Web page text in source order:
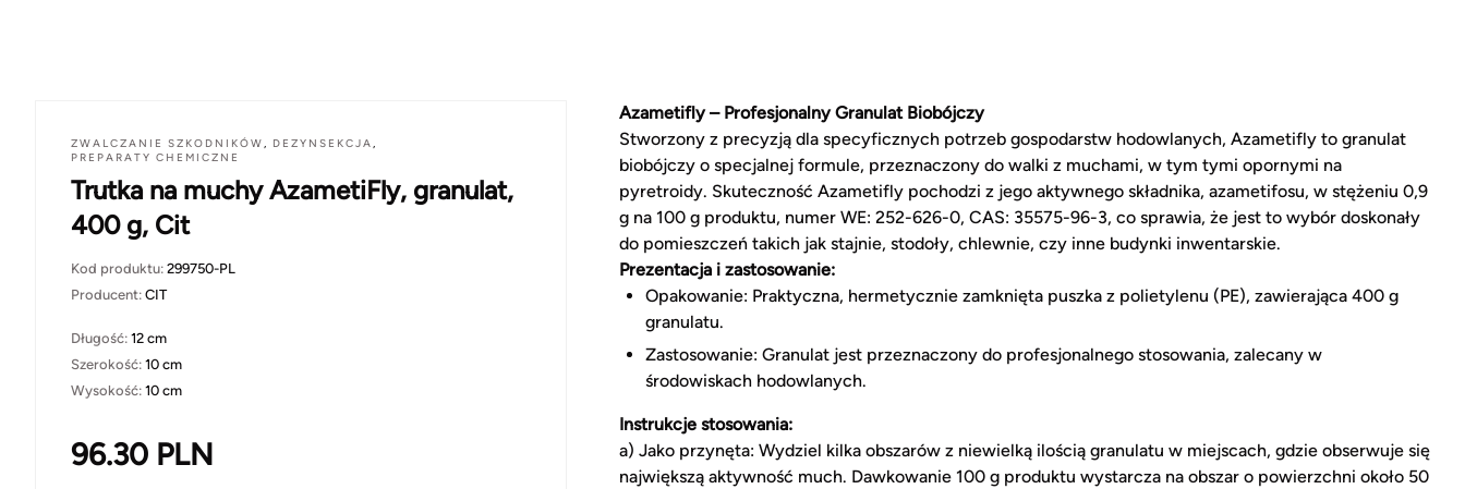
ZWALCZANIE SZKODNIKÓW, DEZYNSEKCJA,
PREPARATY CHEMICZNE
Trutka na muchy AzametiFly, granulat,
400 g, Cit
Kod produktu: 299750-PL
Producent: CIT
Długość: 12 cm
Szerokość: 10 cm
Wysokość: 10 cm
96.30 PLN
Azametifly – Profesjonalny Granulat Biobójczy
Stworzony z precyzją dla specyficznych potrzeb gospodarstw hodowlanych, Azametifly to granulat
biobójczy o specjalnej formule, przeznaczony do walki z muchami, w tym tymi opornymi na
pyretroidy. Skuteczność Azametifly pochodzi z jego aktywnego składnika, azametifosu, w stężeniu 0,9
g na 100 g produktu, numer WE: 252-626-0, CAS: 35575-96-3, co sprawia, że jest to wybór doskonały
do pomieszczeń takich jak stajnie, stodoły, chlewnie, czy inne budynki inwentarskie.
Prezentacja i zastosowanie:
Opakowanie: Praktyczna, hermetycznie zamknięta puszka z polietylenu (PE), zawierająca 400 g
granulatu.
Zastosowanie: Granulat jest przeznaczony do profesjonalnego stosowania, zalecany w
środowiskach hodowlanych.
Instrukcje stosowania:
a) Jako przynęta: Wydziel kilka obszarów z niewielką ilością granulatu w miejscach, gdzie obserwuje się
największą aktywność much. Dawkowanie 100 g produktu wystarcza na obszar o powierzchni około 50